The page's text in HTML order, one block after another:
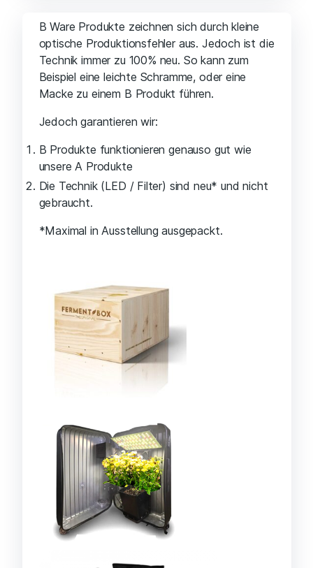
B Ware Produkte zeichnen sich durch kleine
optische Produktionsfehler aus. Jedoch ist die
Technik immer zu 100% neu. So kann zum
Beispiel eine leichte Schramme, oder eine
Macke zu einem B Produkt führen.
Jedoch garantieren wir:
B Produkte funktionieren genauso gut wie
unsere A Produkte
Die Technik (LED / Filter) sind neu* und nicht
gebraucht.
*Maximal in Ausstellung ausgepackt.